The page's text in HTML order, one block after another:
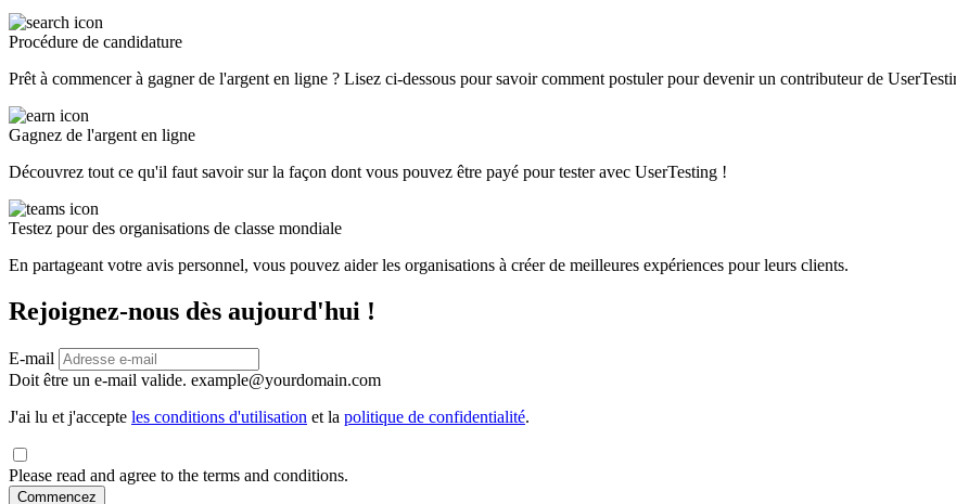
Procédure de candidature
Prêt à commencer à gagner de l'argent en ligne ? Lisez ci-dessous pour savoir comment postuler pour devenir un contributeur de
Gagnez de l'argent en ligne
Découvrez tout ce qu'il faut savoir sur la façon dont vous pouvez être payé pour tester avec UserTesting !
Testez pour des organisations de classe mondiale
En partageant votre avis personnel, vous pouvez aider les organisations à créer de meilleures expériences pour leurs clients.
Rejoignez-nous dès aujourd'hui !
E-mail
Doit être un e-mail valide. example@yourdomain.com
J'ai lu et j'accepte les conditions d'utilisation et la politique de confidentialité.
Please read and agree to the terms and conditions.
Commencez